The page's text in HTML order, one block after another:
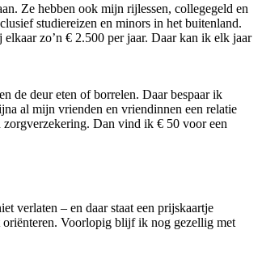
Ze hebben ook mijn rijlessen, collegegeld en
studiereizen en minors in het buitenland.
zo’n € 2.500 per jaar. Daar kan ik elk jaar
de deur eten of borrelen. Daar bespaar ik
al mijn vrienden en vriendinnen een relatie
zorgverzekering. Dan vind ik € 50 voor een
verlaten – en daar staat een prijskaartje
oriënteren. Voorlopig blijf ik nog gezellig met